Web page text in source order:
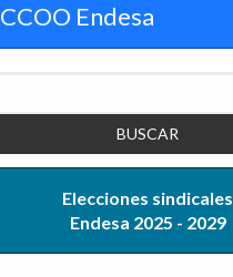
CCOO Endesa
Elecciones sindicales
Endesa 2025 - 2029